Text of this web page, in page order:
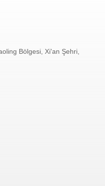
Bölgesi, Xi'an Şehri,